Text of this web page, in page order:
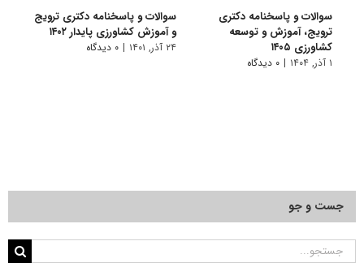
سوالات و پاسخنامه دکتری
ترویج، آموزش و توسعه
کشاورزی ۱۴۰۵
۱ آذر, ۱۴۰۴ | ۰ دیدگاه
سوالات و پاسخنامه دکتری ترویج
و آموزش کشاورزی پایدار ۱۴۰۲
۲۴ آذر, ۱۴۰۱ | ۰ دیدگاه
جست و جو
جستجو